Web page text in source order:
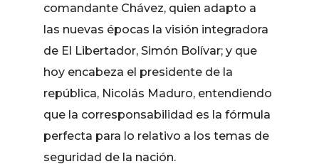
comandante Chávez, quien adapto a
las nuevas épocas la visión integradora
de El Libertador, Simón Bolívar; y que
hoy encabeza el presidente de la
república, Nicolás Maduro, entendiendo
que la corresponsabilidad es la fórmula
perfecta para lo relativo a los temas de
seguridad de la nación.